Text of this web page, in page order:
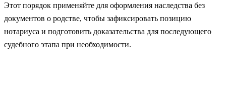
Этот порядок применяйте для оформления наследства без
документов о родстве, чтобы зафиксировать позицию
нотариуса и подготовить доказательства для последующего
судебного этапа при необходимости.